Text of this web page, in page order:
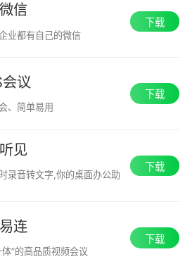
信
业都有自己的微信
下载
议
、简单易用
下载
见
录音转文字,你的桌面办公助
下载
连
体”的高品质视频会议
下载